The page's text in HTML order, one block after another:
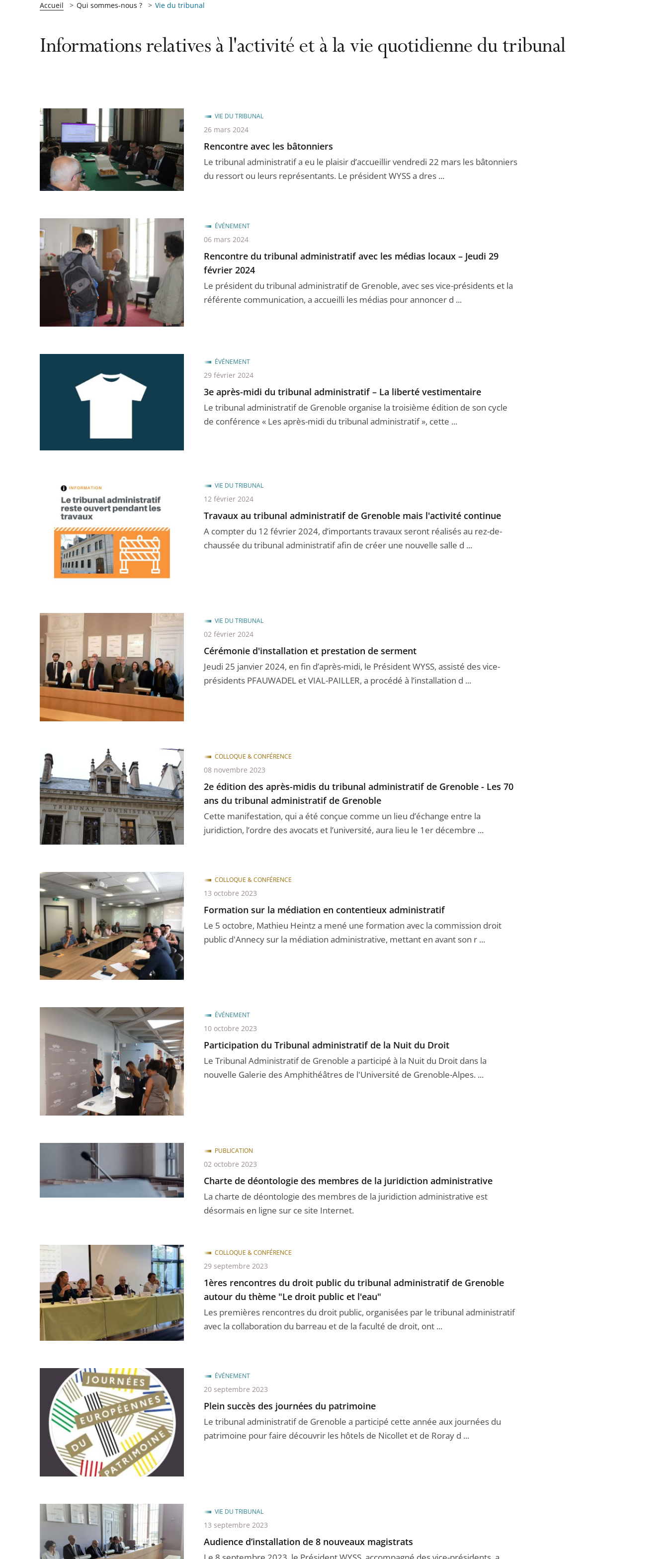
Accueil Qui sommes-nous ? Vie du tribunal
Informations relatives à l'activité et à la vie quotidienne du tribunal
Rencontre avec les bâtonniers
Le tribunal administratif a eu le plaisir d’accueillir vendredi 22 mars les bâtonniers
du ressort ou leurs représentants. Le président WYSS a dres ...
VIE DU TRIBUNAL
26 mars 2024
Rencontre du tribunal administratif avec les médias locaux – Jeudi 29
février 2024
Le président du tribunal administratif de Grenoble, avec ses vice-présidents et la
référente communication, a accueilli les médias pour annoncer d ...
ÉVÉNEMENT
06 mars 2024
3e après-midi du tribunal administratif – La liberté vestimentaire
Le tribunal administratif de Grenoble organise la troisième édition de son cycle
de conférence « Les après-midi du tribunal administratif », cette ...
ÉVÉNEMENT
29 février 2024
Travaux au tribunal administratif de Grenoble mais l'activité continue
A compter du 12 février 2024, d’importants travaux seront réalisés au rez-de-
chaussée du tribunal administratif afin de créer une nouvelle salle d ...
VIE DU TRIBUNAL
12 février 2024
Cérémonie d'installation et prestation de serment
Jeudi 25 janvier 2024, en fin d’après-midi, le Président WYSS, assisté des vice-
présidents PFAUWADEL et VIAL-PAILLER, a procédé à l’installation d ...
VIE DU TRIBUNAL
02 février 2024
2e édition des après-midis du tribunal administratif de Grenoble - Les 70
ans du tribunal administratif de Grenoble
Cette manifestation, qui a été conçue comme un lieu d’échange entre la
juridiction, l’ordre des avocats et l’université, aura lieu le 1er décembre ...
COLLOQUE & CONFÉRENCE
08 novembre 2023
Formation sur la médiation en contentieux administratif
Le 5 octobre, Mathieu Heintz a mené une formation avec la commission droit
public d'Annecy sur la médiation administrative, mettant en avant son r ...
COLLOQUE & CONFÉRENCE
13 octobre 2023
Participation du Tribunal administratif de la Nuit du Droit
Le Tribunal Administratif de Grenoble a participé à la Nuit du Droit dans la
nouvelle Galerie des Amphithéâtres de l'Université de Grenoble-Alpes. ...
ÉVÉNEMENT
10 octobre 2023
Charte de déontologie des membres de la juridiction administrative
La charte de déontologie des membres de la juridiction administrative est
désormais en ligne sur ce site Internet.
PUBLICATION
02 octobre 2023
1ères rencontres du droit public du tribunal administratif de Grenoble
autour du thème "Le droit public et l'eau"
Les premières rencontres du droit public, organisées par le tribunal administratif
avec la collaboration du barreau et de la faculté de droit, ont ...
COLLOQUE & CONFÉRENCE
29 septembre 2023
Plein succès des journées du patrimoine
Le tribunal administratif de Grenoble a participé cette année aux journées du
patrimoine pour faire découvrir les hôtels de Nicollet et de Roray d ...
ÉVÉNEMENT
20 septembre 2023
Audience d’installation de 8 nouveaux magistrats
VIE DU TRIBUNAL
13 septembre 2023